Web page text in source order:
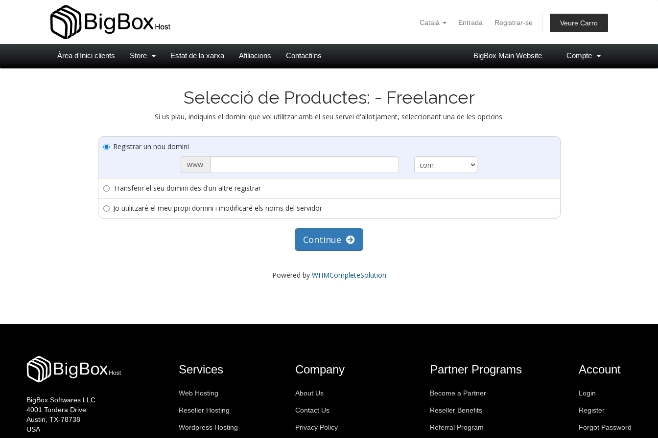
Català Entrada Registrar-se Veure Carro
Àrea d'Inici clients Store Estat de la xarxa Afiliacions Contacti'ns BigBox Main Website Compte
Selecció de Productes: - Freelancer
Si us plau, indiquins el domini que vol utilitzar amb el seu servei d'allotjament, seleccionant una de les opcions.
Registrar un nou domini
www.
Transferir el seu domini des d'un altre registrar
Jo utilitzaré el meu propi domini i modificaré els noms del servidor
Continue
Powered by WHMCompleteSolution
BigBox Softwares LLC
4001 Tordera Drive
Austin, TX-78738
USA
Services
Web Hosting
Reseller Hosting
Wordpress Hosting
Company
About Us
Contact Us
Privacy Policy
Partner Programs
Become a Partner
Reseller Benefits
Referral Program
Account
Login
Register
Forgot Password